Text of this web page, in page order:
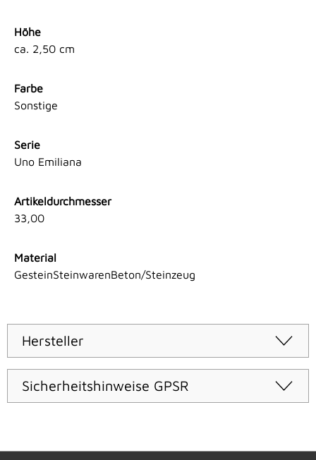
Höhe
ca. 2,50 cm
Farbe
Sonstige
Serie
Uno Emiliana
Artikeldurchmesser
33,00
Material
GesteinSteinwarenBeton/Steinzeug
Hersteller
Sicherheitshinweise GPSR